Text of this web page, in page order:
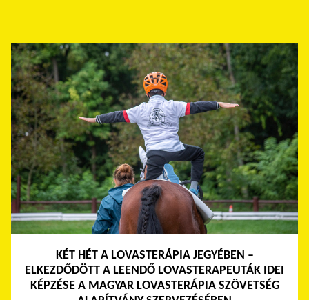
KÉT HÉT A LOVASTERÁPIA JEGYÉBEN –
ELKEZDŐDÖTT A LEENDŐ LOVASTERAPEUTÁK IDEI
KÉPZÉSE A MAGYAR LOVASTERÁPIA SZÖVETSÉG